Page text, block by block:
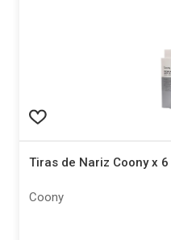
Tiras de Nariz Coony x 6
Coony